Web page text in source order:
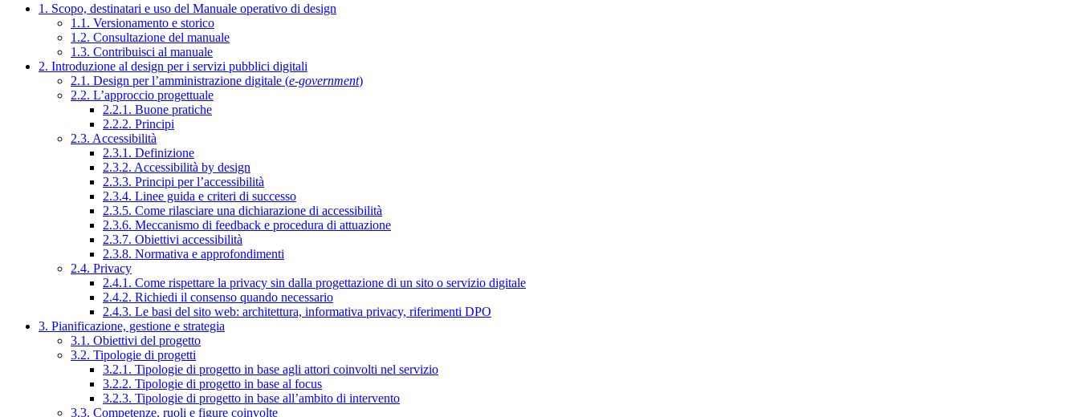
1. Scopo, destinatari e uso del Manuale operativo di design
1.1. Versionamento e storico
1.2. Consultazione del manuale
1.3. Contribuisci al manuale
2. Introduzione al design per i servizi pubblici digitali
2.1. Design per l’amministrazione digitale (e-government)
2.2. L’approccio progettuale
2.2.1. Buone pratiche
2.2.2. Principi
2.3. Accessibilità
2.3.1. Definizione
2.3.2. Accessibilità by design
2.3.3. Principi per l’accessibilità
2.3.4. Linee guida e criteri di successo
2.3.5. Come rilasciare una dichiarazione di accessibilità
2.3.6. Meccanismo di feedback e procedura di attuazione
2.3.7. Obiettivi accessibilità
2.3.8. Normativa e approfondimenti
2.4. Privacy
2.4.1. Come rispettare la privacy sin dalla progettazione di un sito o servizio digitale
2.4.2. Richiedi il consenso quando necessario
2.4.3. Le basi del sito web: architettura, informativa privacy, riferimenti DPO
3. Pianificazione, gestione e strategia
3.1. Obiettivi del progetto
3.2. Tipologie di progetti
3.2.1. Tipologie di progetto in base agli attori coinvolti nel servizio
3.2.2. Tipologie di progetto in base al focus
3.2.3. Tipologie di progetto in base all’ambito di intervento
3.3. Competenze, ruoli e figure coinvolte